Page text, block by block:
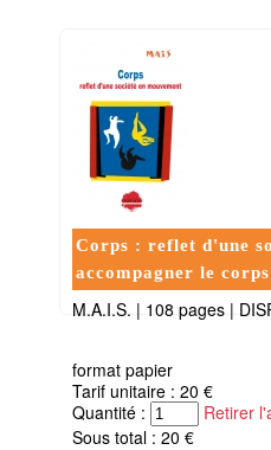
Corps : reflet d'une
accompagner le
M.A.I.S. | 108 pages |
format papier
Tarif unitaire : 20 €
Quantité :
Retirer
Sous total : 20 €